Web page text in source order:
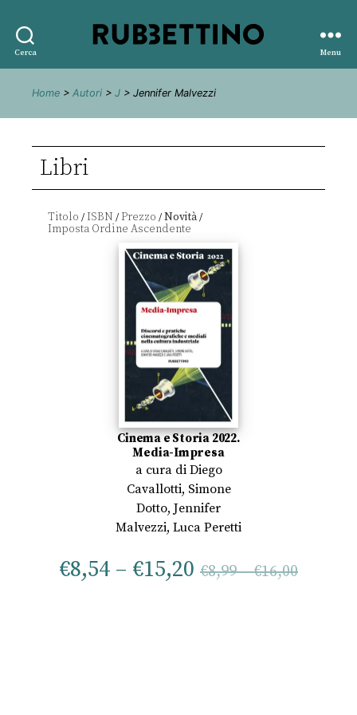
Cerca
editore
Menu
Home > Autori > J > Jennifer Malvezzi
Libri
Titolo /ISBN /Prezzo /Novità/
Cinema e Storia 2022.
Media-Impresa
a cura di Diego
Cavallotti, Simone
Dotto, Jennifer
Malvezzi, Luca Peretti
€8,54 – €15,20 €8,99–€16,00